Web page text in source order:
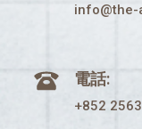
info@the-
電話:
+852